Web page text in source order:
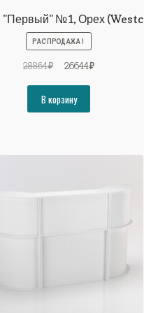
"Первый" №1, Орех
РАСПРОДАЖА!
28864₽
Первоначальная
составляла
28864₽.
26644₽Текущая
В корзину